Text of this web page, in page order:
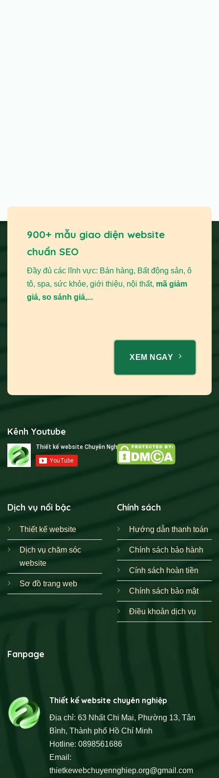
900+ mẫu giao diện website
chuẩn SEO
Đầy đủ các lĩnh vực: Bán hàng, Bất động sản, ô
tô, spa, sức khỏe, giới thiệu, nội thất, mã giảm
giá, so sánh giá,...
XEM NGAY
Kênh Youtube
Dịch vụ nổi bậc
Thiết kế website
Dịch vụ chăm sóc
website
Sơ đồ trang web
Chính sách
Hướng dẫn thanh toán
Chính sách bảo hành
Cính sách hoàn tiền
Chính sách bảo mật
Điều khoản dịch vụ
Fanpage
Thiết kế website chuyên nghiệp
Địa chỉ: 63 Nhất Chi Mai, Phường 13, Tân
Bình, Thành phố Hồ Chí Minh
Hotline: 0898561686
Email:
thietkewebchuyennghiep.org@gmail.com